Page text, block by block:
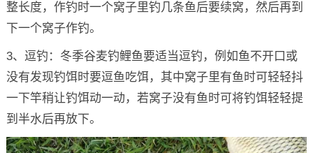
整长度，作钓时一个窝子里钓几条鱼后要续窝，然后再到
下一个窝子作钓。
3、逗钓：冬季谷麦钓鲤鱼要适当逗钓，例如鱼不开口或
没有发现钓饵时要逗鱼吃饵，其中窝子里有鱼时可轻轻抖
一下竿稍让钓饵动一动，若窝子没有鱼时可将钓饵轻轻提
到半水后再放下。